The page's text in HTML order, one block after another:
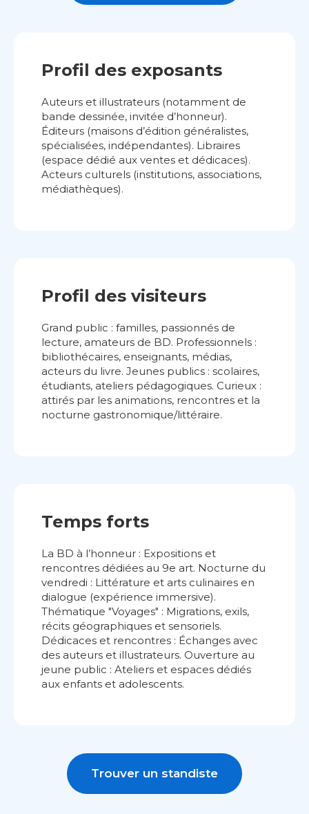
Profil des exposants
Auteurs et illustrateurs (notamment de
bande dessinée, invitée d’honneur).
Éditeurs (maisons d’édition généralistes,
spécialisées, indépendantes). Libraires
(espace dédié aux ventes et dédicaces).
Acteurs culturels (institutions, associations,
médiathèques).
Profil des visiteurs
Grand public : familles, passionnés de
lecture, amateurs de BD. Professionnels :
bibliothécaires, enseignants, médias,
acteurs du livre. Jeunes publics : scolaires,
étudiants, ateliers pédagogiques. Curieux :
attirés par les animations, rencontres et la
nocturne gastronomique/littéraire.
Temps forts
La BD à l’honneur : Expositions et
rencontres dédiées au 9e art. Nocturne du
vendredi : Littérature et arts culinaires en
dialogue (expérience immersive).
Thématique "Voyages" : Migrations, exils,
récits géographiques et sensoriels.
Dédicaces et rencontres : Échanges avec
des auteurs et illustrateurs. Ouverture au
jeune public : Ateliers et espaces dédiés
aux enfants et adolescents.
Trouver un standiste